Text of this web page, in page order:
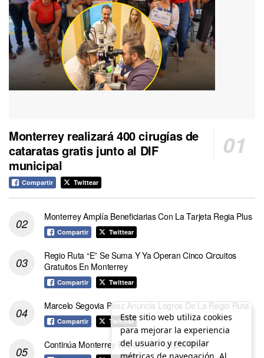
Monterrey realizará 400 cirugías de
cataratas gratis junto al DIF
municipal
Compartir Twittear
Monterrey Amplía Beneficiarias Con La Tarjeta Regia Plus
Compartir Twittear
Regio Ruta “E” Se Suma Y Ya Operan Cinco Circuitos
Gratuitos En Monterrey
Compartir Twittear
Marcelo Segovia Páez Anuncia Logros De La Regio Ruta
Compartir Twittear
Continúa Monterrey Reparto De Tarjeta Rosa
Este sitio web utiliza cookies
para mejorar la experiencia
del usuario y recopilar
métricas de navegación. Al